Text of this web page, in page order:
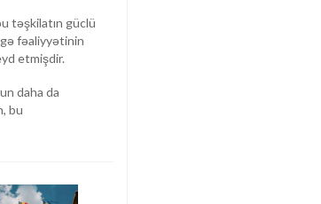
təşkilatın güclü
fəaliyyətinin
etmişdir.
daha da
bu